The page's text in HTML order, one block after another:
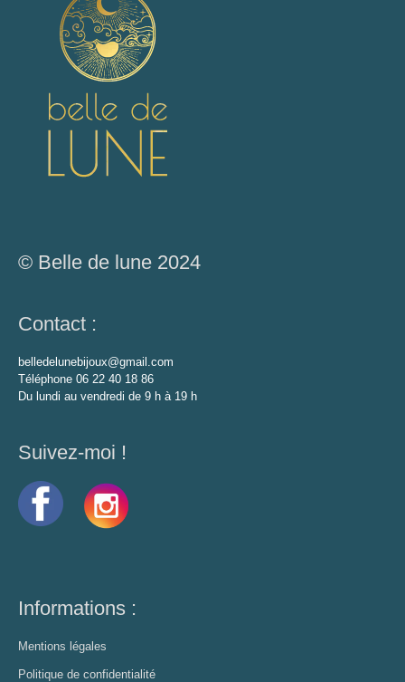
© Belle de lune 2024
Contact :
belledelunebijoux@gmail.com
Téléphone 06 22 40 18 86
Du lundi au vendredi de 9 h à 19 h
Suivez-moi !
Informations :
Mentions légales
Politique de confidentialité